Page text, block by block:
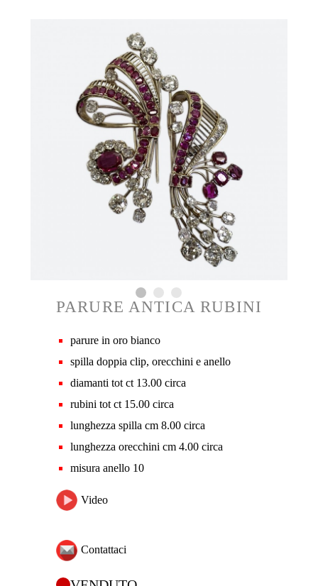
PARURE ANTICA RUBINI
parure in oro bianco
spilla doppia clip, orecchini e anello
diamanti tot ct 13.00 circa
rubini tot ct 15.00 circa
lunghezza spilla cm 8.00 circa
lunghezza orecchini cm 4.00 circa
misura anello 10
Video
Contattaci